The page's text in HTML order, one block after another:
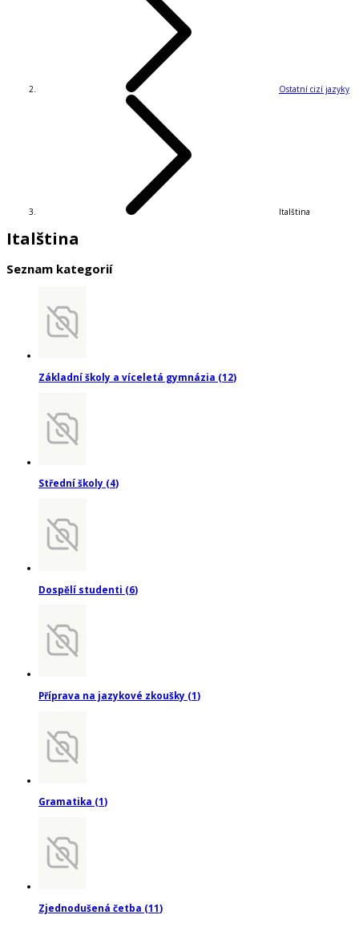
Ostatní cizí jazyky
Italština
Italština
Seznam kategorií
Základní školy a víceletá gymnázia (12)
Střední školy (4)
Dospělí studenti (6)
Příprava na jazykové zkoušky (1)
Gramatika (1)
Zjednodušená četba (11)